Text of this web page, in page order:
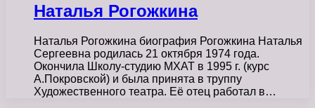
Наталья Рогожкина
Наталья Рогожкина биография Рогожкина Наталья
Сергеевна родилась 21 октября 1974 года.
Окончила Школу-студию МХАТ в 1995 г. (курс
А.Покровской) и была принята в труппу
Художественного театра. Её отец работал в…